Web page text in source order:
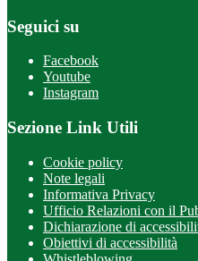
Seguici su
Facebook
Youtube
Instagram
Sezione Link Utili
Cookie policy
Note legali
Informativa Privacy
Ufficio Relazioni con il
Dichiarazione di
Obiettivi di accessibilità